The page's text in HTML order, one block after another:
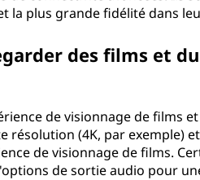
la plus grande fidélité dans
des films et
de visionnage de films
résolution (4K, par exemple)
de visionnage de films.
de sortie audio pour